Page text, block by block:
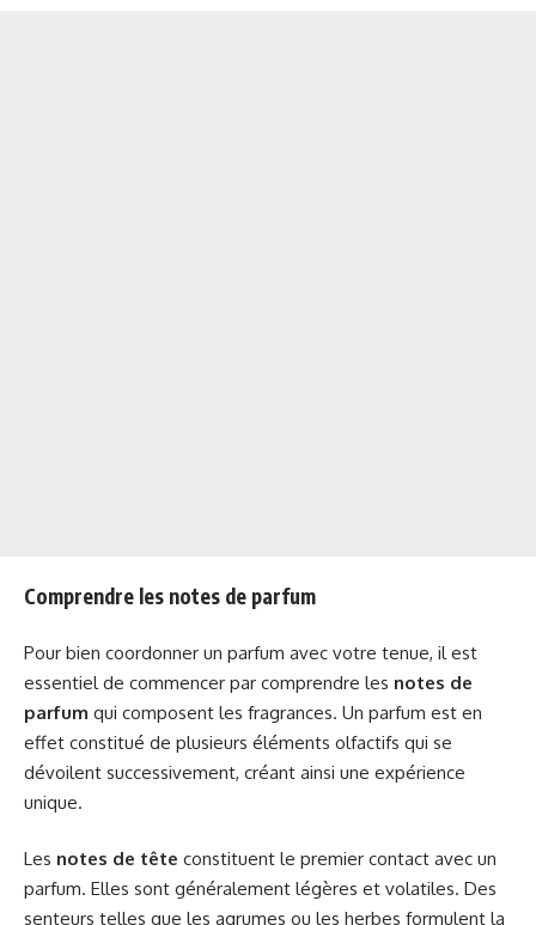
Comprendre les notes de parfum
Pour bien coordonner un parfum avec votre tenue, il est
essentiel de commencer par comprendre les notes de
parfum qui composent les fragrances. Un parfum est en
effet constitué de plusieurs éléments olfactifs qui se
dévoilent successivement, créant ainsi une expérience
unique.
Les notes de tête constituent le premier contact avec un
parfum. Elles sont généralement légères et volatiles. Des
senteurs telles que les agrumes ou les herbes formulent la